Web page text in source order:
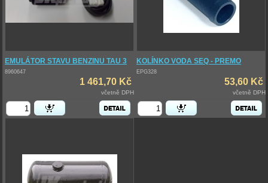
EMULÁTOR STAVU BENZINU TAU 3
8960647
1 461,70 Kč
včetně DPH
KOLÍNKO VODA SEQ - PREMO
EPG328
53,60 Kč
včetně DPH